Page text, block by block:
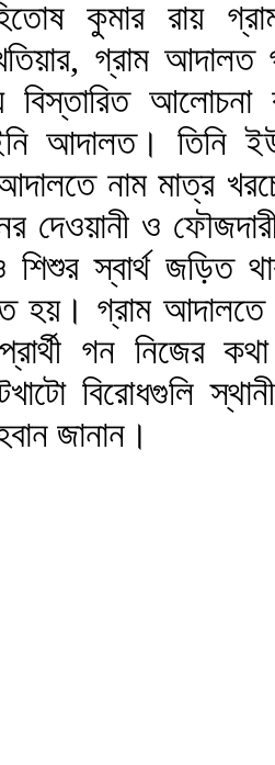
কুমার রায়
গ্রাম
বিস্তারিত
আদালত। তিনি
নাম মাত্র
দেওয়ানী ও
শিশুর স্বার্থ জড়িত
হয়। গ্রাম
গন নিজের
বিরোধগুলি
জানান।